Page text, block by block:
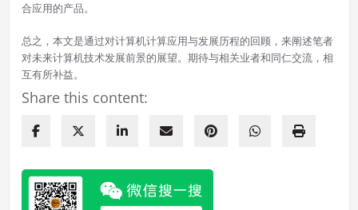
合应用的产品。
总之，本文是通过对计算机计算应用与发展历程的回顾，来阐述笔者
对未来计算机技术发展前景的展望。期待与相关业者和同仁交流，相
互有所补益。
Share this content: